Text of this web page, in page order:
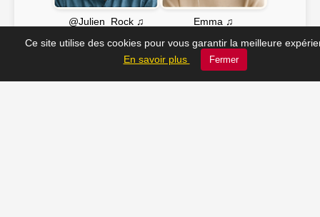
@Julien_Rock ♫ Emma ♫
Ce site utilise des cookies pour vous garantir la meilleure
En savoir plus
Fermer